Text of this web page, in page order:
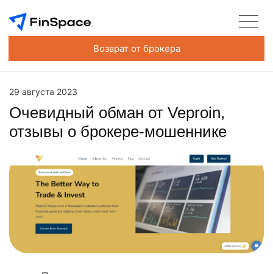
Возврат от брокера
29 августа 2023
Очевидный обман от Veproin,
отзывы о брокере-мошеннике